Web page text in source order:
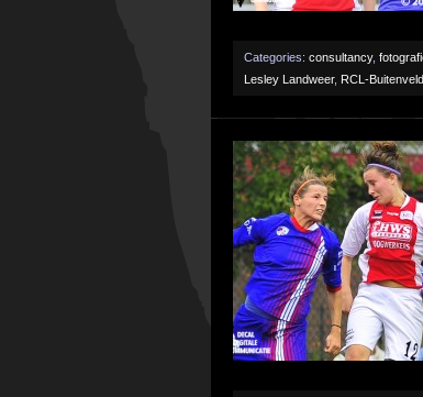
Categories: consultancy,
Lesley Landweer, RCL-